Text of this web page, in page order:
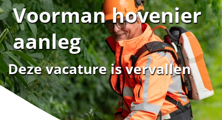
Voorman hovenier
aanleg
Deze vacature is vervallen